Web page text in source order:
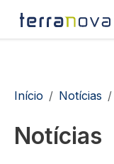
Passar para o
Início Notícias
Notícias